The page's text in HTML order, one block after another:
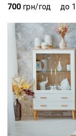
700 грн/год до